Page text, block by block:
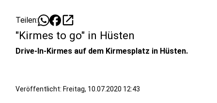
Teilen: open_in_new
"Kirmes to go" in Hüsten
Drive-In-Kirmes auf dem Kirmesplatz in Hüsten.
Veröffentlicht: Freitag, 10.07.2020 12:43